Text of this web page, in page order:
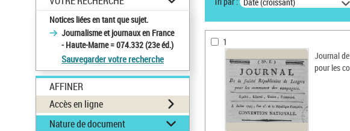
Notices liées en tant que sujet.
Journalisme et journaux en France
- Haute-Marne = 074.332 (23e éd.)
Sauvegarder votre recherche
AFFINER
Accès en ligne
Nature de document
1
Journal
pour les